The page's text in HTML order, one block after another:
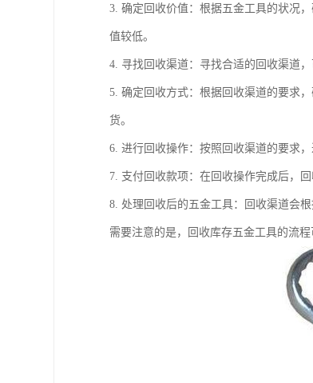
3. 确定回收价值：根据五金工具的状况
值较低。
4. 寻找回收渠道：寻找合适的回收渠道
5. 确定回收方式：根据回收渠道的要求
货。
6. 进行回收操作：按照回收渠道的要求
7. 支付回收款项：在回收操作完成后，
8. 处理回收后的五金工具：回收渠道会
需要注意的是，回收库存五金工具的流